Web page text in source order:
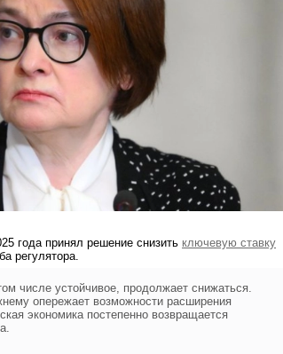
года принял решение снизить ключевую ставку
регулятора.
числе устойчивое, продолжает снижаться.
опережает возможности расширения
экономика постепенно возвращается